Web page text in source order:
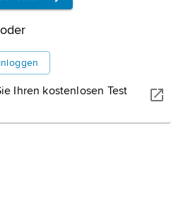
zum Artikel
oder
Ihren kostenlosen Test